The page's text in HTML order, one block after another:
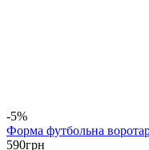
-5%
Форма футбольна
590грн